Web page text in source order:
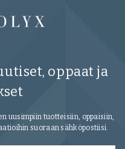
oppaat ja
uusimpiin tuotteisiin, oppaisiin,
suoraan sähköpostiisi.